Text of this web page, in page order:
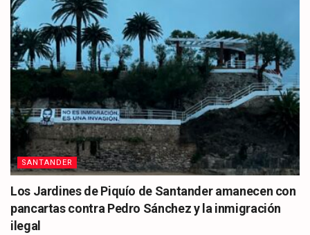
SANTANDER
Los Jardines de Piquío de Santander amanecen con
pancartas contra Pedro Sánchez y la inmigración
ilegal